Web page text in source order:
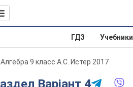
ГДЗ Учебники
Алгебра 9 класс А.С. Истер 2017
Раздел Варіант 4